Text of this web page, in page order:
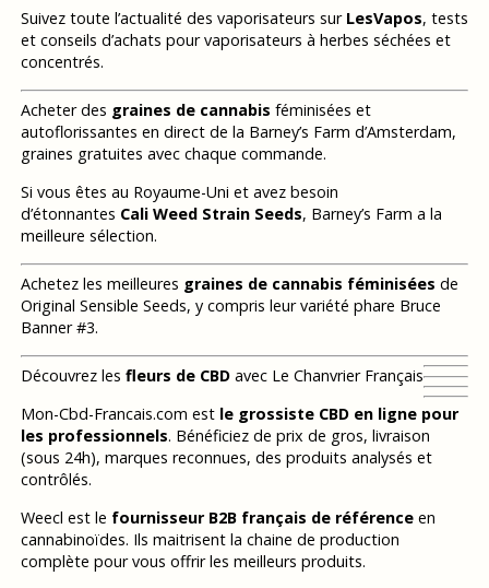
Suivez toute l’actualité des vaporisateurs sur LesVapos, tests
et conseils d’achats pour vaporisateurs à herbes séchées et
concentrés.
Acheter des graines de cannabis féminisées et
autoflorissantes en direct de la Barney’s Farm d’Amsterdam,
graines gratuites avec chaque commande.
Si vous êtes au Royaume-Uni et avez besoin
d’étonnantes Cali Weed Strain Seeds, Barney’s Farm a la
meilleure sélection.
Achetez les meilleures graines de cannabis féminisées de
Original Sensible Seeds, y compris leur variété phare Bruce
Banner #3.
Découvrez les fleurs de CBDavec Le Chanvrier Français
Mon-Cbd-Francais.com est le grossiste CBD en ligne pour
les professionnels. Bénéficiez de prix de gros, livraison
(sous 24h), marques reconnues, des produits analysés et
contrôlés.
Weecl est le fournisseur B2B français de référenceen
cannabinoïdes. Ils maitrisent la chaine de production
complète pour vous offrir les meilleurs produits.